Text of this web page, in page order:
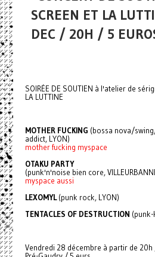
SCREEN ET LA
DEC / 20H / 5
SOIRÉE DE SOUTIEN à l'atelier de
LA LUTTINE
MOTHER FUCKING (bossa nova/
addict, LYON)
mother fucking myspace
OTAKU PARTY
(punk'n'noise bien core,
myspace aussi
LEXOMYL(punk rock, LYON)
TENTACLES OF DESTRUCTION (punk-
Vendredi 28 décembre à partir de 20h